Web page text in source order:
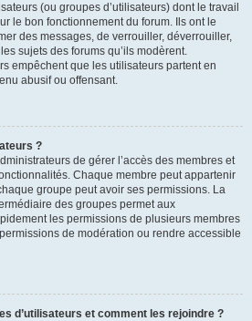
(ou groupes d’utilisateurs) dont le travail
le bon fonctionnement du forum. Ils ont le
des messages, de verrouiller, déverrouiller,
sujets des forums qu’ils modèrent.
empêchent que les utilisateurs partent en
abusif ou offensant.
?
de gérer l’accès des membres et
Chaque membre peut appartenir
groupe peut avoir ses permissions. La
des groupes permet aux
les permissions de plusieurs membres
de modération ou rendre accessible
d’utilisateurs et comment les rejoindre ?